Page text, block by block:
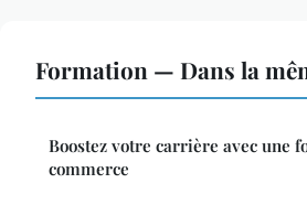
Formation — Dans la
Boostez votre carrière avec une
commerce